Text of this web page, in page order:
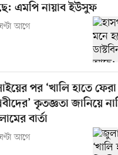
এমপি নায়াব ইউসুফ
আগে
পর ‘খালি হাতে ফেরা
কৃতজ্ঞতা জানিয়ে
বার্তা
আগে